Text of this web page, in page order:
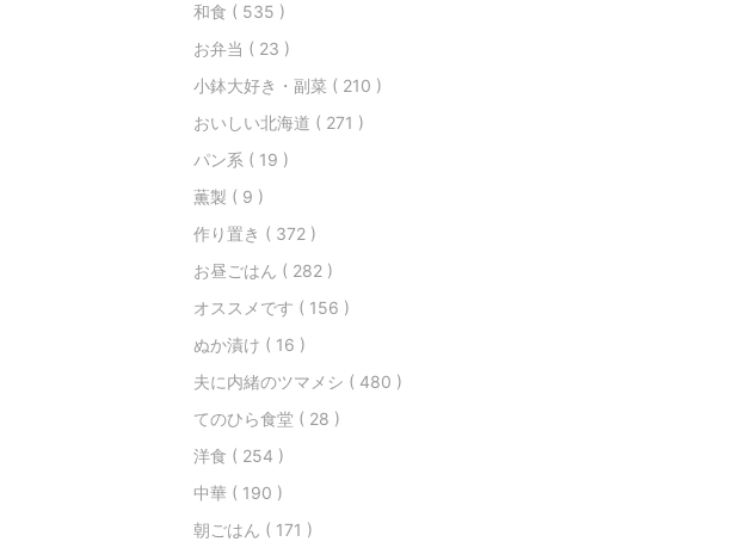
和食 ( 535 )
お弁当 ( 23 )
小鉢大好き・副菜 ( 210 )
おいしい北海道 ( 271 )
パン系 ( 19 )
薫製 ( 9 )
作り置き ( 372 )
お昼ごはん ( 282 )
オススメです ( 156 )
ぬか漬け ( 16 )
夫に内緒のツマメシ ( 480 )
てのひら食堂 ( 28 )
洋食 ( 254 )
中華 ( 190 )
朝ごはん ( 171 )